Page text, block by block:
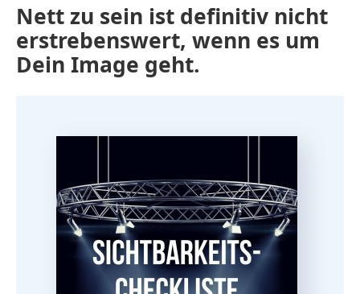
Nett zu sein ist definitiv nicht
erstrebenswert, wenn es um
Dein Image geht.